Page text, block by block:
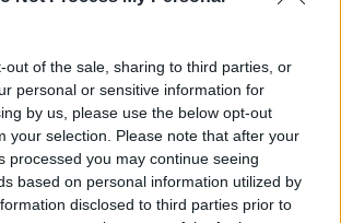
out of the sale, sharing to third parties, or
personal or sensitive information for
by us, please use the below opt-out
your selection. Please note that after your
processed you may continue seeing
based on personal information utilized by
disclosed to third parties prior to
το E-Radio.gr και στο Instagram